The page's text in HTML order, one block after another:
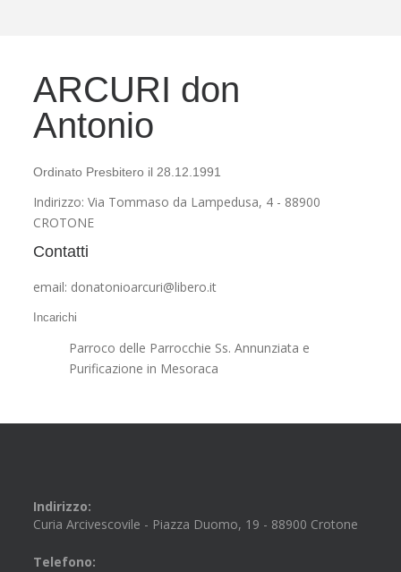
ARCURI don
Antonio
Ordinato Presbitero il 28.12.1991
Indirizzo: Via Tommaso da Lampedusa, 4 - 88900
CROTONE
Contatti
email: donatonioarcuri@libero.it
Incarichi
Parroco delle Parrocchie Ss. Annunziata e
Purificazione in Mesoraca
Indirizzo:
Curia Arcivescovile - Piazza Duomo, 19 - 88900 Crotone
Telefono: